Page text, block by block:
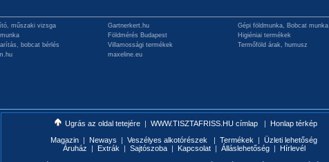
műszaki vizsga Gartnerkert.hu Gépi földmunka, Bobcat munka
Földmérés Budapest Higiéniai termékek
bobcat bérlés Villamossági termékek Termőföld árak, humusz
maxeline.eu
Ugrás az oldal tetejére | WWW.TISZTAFRISS.HU címlap |
Honlap térkép
Magazin | Neways | Veszélyes alkotórészek | Termékek | Üzleti lehetőség
Áruház
| Extrák | Sajtószoba | Kapcsolat | Álláslehetőség |
Hírlevél